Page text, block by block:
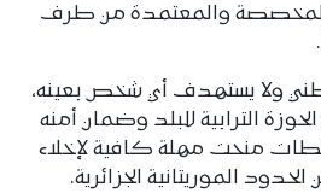
المخصصة والمعتمدة من طرف
ولا يستهدف أي شخص بعينه،
الترابية للبلد وضمان أمنه
منحت مهلة كافية لإخلاء
الموريتانية الجزائرية.